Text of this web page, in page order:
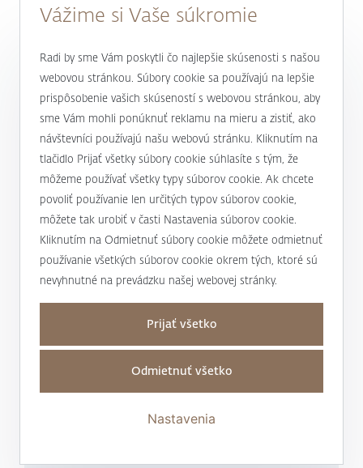
9.00 do17.00 hod.
0800 900 500
alebo +421 232 607 187
J&T BANKA
Kto sme
Magazín Magnus
Podporujeme
Užitočné informácie
Úrokové sadzby a poplatky
Bankové produkty a služby
Transakčná daň
Kurzový lístok
Nastaviť cookies
Vyhlásenie o prístupnosti
Kontakty
Ste s niečím nespokojní?
Vážime si Vaše súkromie
Radi by sme Vám poskytli čo najlepšie skúsenosti s našou
webovou stránkou. Súbory cookie sa používajú na lepšie
prispôsobenie vašich skúseností s webovou stránkou, aby
sme Vám mohli ponúknuť reklamu na mieru a zistiť, ako
návštevníci používajú našu webovú stránku. Kliknutím na
tlačidlo Prijať všetky súbory cookie súhlasíte s tým, že
môžeme používať všetky typy súborov cookie. Ak chcete
povoliť používanie len určitých typov súborov cookie,
môžete tak urobiť v časti Nastavenia súborov cookie.
Kliknutím na Odmietnuť súbory cookie môžete odmietnuť
používanie všetkých súborov cookie okrem tých, ktoré sú
nevyhnutné na prevádzku našej webovej stránky.
Prijať všetko
Odmietnuť všetko
Nastavenia